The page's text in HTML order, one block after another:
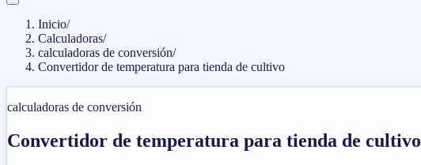
Inicio/
Calculadoras/
calculadoras de conversión/
Convertidor de temperatura para tienda de cultivo
calculadoras de conversión
Convertidor de temperatura para tienda de cultivo